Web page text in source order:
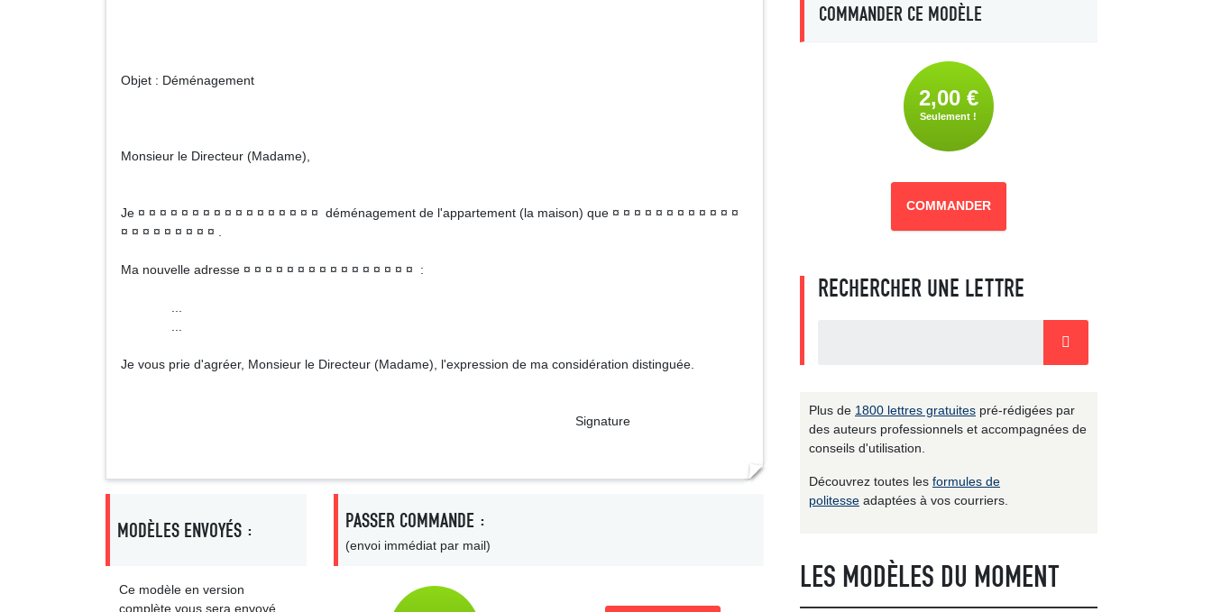
Objet : Déménagement
Monsieur le Directeur (Madame),
Je ¤ ¤ ¤ ¤ ¤ ¤ ¤ ¤ ¤ ¤ ¤ ¤ ¤ ¤ ¤ ¤ ¤ déménagement de l'appartement (la maison) que ¤ ¤ ¤ ¤ ¤ ¤ ¤ ¤ ¤ ¤ ¤ ¤
¤ ¤ ¤ ¤ ¤ ¤ ¤ ¤ ¤ .
Ma nouvelle adresse ¤ ¤ ¤ ¤ ¤ ¤ ¤ ¤ ¤ ¤ ¤ ¤ ¤ ¤ ¤ ¤ :
Je vous prie d'agréer, Monsieur le Directeur (Madame), l'expression de ma considération distinguée.
Signature
MODÈLES ENVOYÉS :
Ce modèle en version
complète vous sera envoyé
PASSER COMMANDE :
(envoi immédiat par mail)
COMMANDER CE MODÈLE
2,00 €
Seulement !
COMMANDER
RECHERCHER UNE LETTRE
Plus de 1800 lettres gratuites pré-rédigées par
des auteurs professionnels et accompagnées de
conseils d'utilisation.
Découvrez toutes les formules de
politesse adaptées à vos courriers.
LES MODÈLES DU MOMENT